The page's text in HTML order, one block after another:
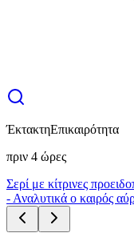
ΈκτακτηΕπικαιρότητα
πριν 4 ώρες
Σερί με κίτρινες
- Αναλυτικά ο καιρός